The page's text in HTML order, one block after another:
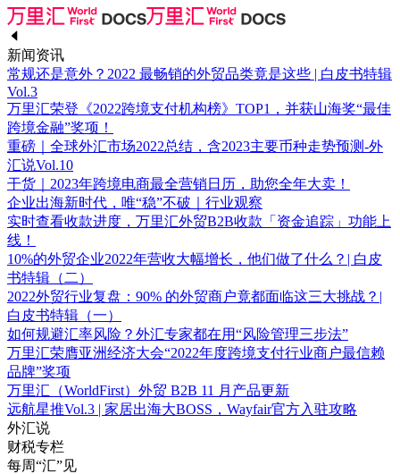
新闻资讯
常规还是意外？2022 最畅销的外贸品类竟是这些 | 白皮书特辑
Vol.3
万里汇荣登《2022跨境支付机构榜》TOP1，并获山海奖“最佳
跨境金融”奖项！
重磅｜全球外汇市场2022总结，含2023主要币种走势预测-外
汇说Vol.10
干货｜2023年跨境电商最全营销日历，助您全年大卖！
企业出海新时代，唯“稳”不破｜行业观察
实时查看收款进度，万里汇外贸B2B收款「资金追踪」功能上
线！
10%的外贸企业2022年营收大幅增长，他们做了什么？| 白皮
书特辑（二）
2022外贸行业复盘：90% 的外贸商户竟都面临这三大挑战？|
白皮书特辑（一）
如何规避汇率风险？外汇专家都在用“风险管理三步法”
万里汇荣膺亚洲经济大会“2022年度跨境支付行业商户最信赖
品牌”奖项
万里汇（WorldFirst）外贸 B2B 11 月产品更新
远航星推Vol.3 | 家居出海大BOSS，Wayfair官方入驻攻略
外汇说
财税专栏
每周“汇”见